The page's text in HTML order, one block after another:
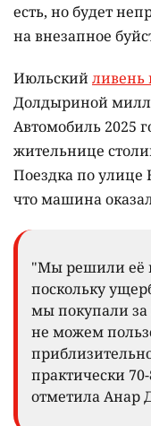
есть, но будет
на внезапное
Июльскийливень
Долдыриной
Автомобиль 2025
жительнице
Поездка по улице
что машина
"Мы решили её
поскольку
мы покупали
не можем
практически
отметила Анар